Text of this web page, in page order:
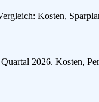
Kosten,
2026. Kosten,